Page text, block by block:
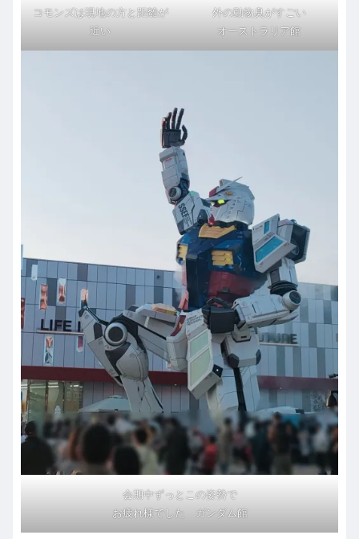
コモンズは現地の方と距離が
近い
外の動物臭がすごい
オーストラリア館
会期中ずっとこの姿勢で
お疲れ様でした ガンダム館